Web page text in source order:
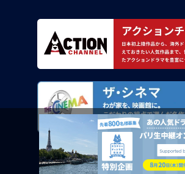
AXN Entertainment Co., Ltd. All Rights